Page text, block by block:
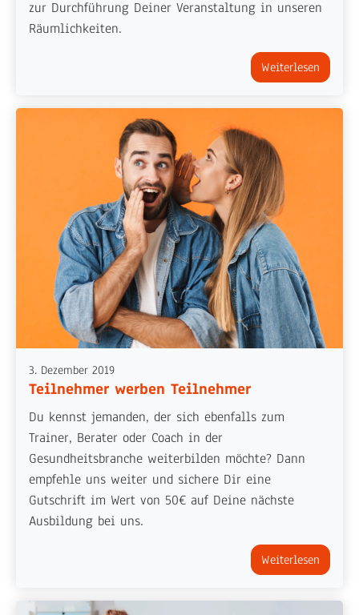
zur Durchführung Deiner Veranstaltung in unseren
Räumlichkeiten.
Weiterlesen
3. Dezember 2019
Teilnehmer werben Teilnehmer
Du kennst jemanden, der sich ebenfalls zum
Trainer, Berater oder Coach in der
Gesundheitsbranche weiterbilden möchte? Dann
empfehle uns weiter und sichere Dir eine
Gutschrift im Wert von 50€ auf Deine nächste
Ausbildung bei uns.
Weiterlesen